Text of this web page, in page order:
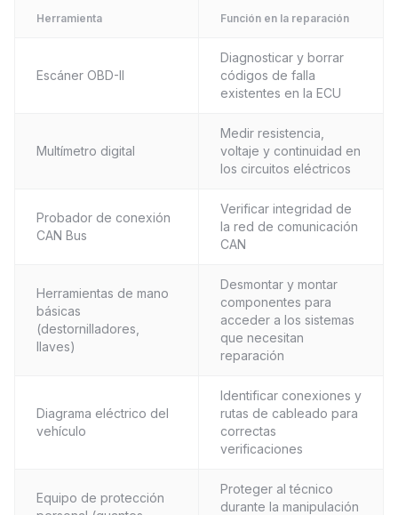
Herramienta Función en la reparación
Escáner OBD-II
Diagnosticar y borrar
códigos de falla
existentes en la ECU
Multímetro digital
Medir resistencia,
voltaje y continuidad en
los circuitos eléctricos
Probador de conexión
CAN Bus
Verificar integridad de
la red de comunicación
CAN
Herramientas de mano
básicas
(destornilladores,
llaves)
Desmontar y montar
componentes para
acceder a los sistemas
que necesitan
reparación
Diagrama eléctrico del
vehículo
Identificar conexiones y
rutas de cableado para
correctas
verificaciones
Equipo de protección
Proteger al técnico
durante la manipulación